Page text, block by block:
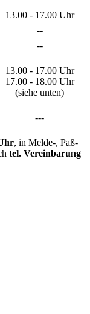
13.00 - 17.00 Uhr
--
--
13.00 - 17.00 Uhr
17.00 - 18.00 Uhr
(siehe unten)
---
, in Melde-, Paß-
tel. Vereinbarung